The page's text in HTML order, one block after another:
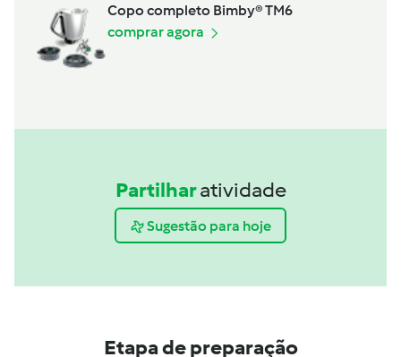
Copo completo Bimby® TM6
comprar agora
Partilharatividade
Sugestão para hoje
Etapa de preparação